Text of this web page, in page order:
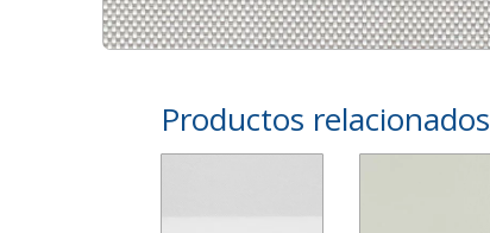
Productos relacionados